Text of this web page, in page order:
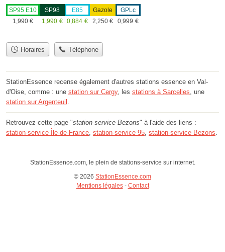
SP95 E10
1,990 €
SP98
1,990 €
E85
0,884 €
Gazole
2,250 €
GPLc
0,999 €
Horaires Téléphone
StationEssence recense également d'autres stations essence en Val-
d'Oise, comme : une station sur Cergy, les stations à Sarcelles, une
station sur Argenteuil .
Retrouvez cette page "station-service Bezons" à l'aide des liens :
station-service Île-de-France, station-service 95, station-service Bezons.
StationEssence.com, le plein de stations-service sur internet.
© 2026 StationEssence.com
Mentions légales- Contact